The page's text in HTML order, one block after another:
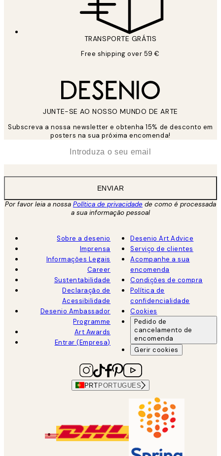
TRANSPORTE GRÁTIS
Free shipping over 59 €
JUNTE-SE AO NOSSO MUNDO DE ARTE
Subscreva a nossa newsletter e obtenha 15% de desconto em
posters na sua próxima encomenda!
ENVIAR
Por favor leia a nossa Política de privacidade de como é processada
a sua informação pessoal
Sobre a desenio
Imprensa
Informações Legais
Career
Sustentabilidade
Declaração de
Acessibilidade
Desenio Ambassador
Programme
Art Awards
Entrar (Empresa)
Desenio Art Advice
Serviço de clientes
Acompanhe a sua
encomenda
Condições de compra
Política de
confidencialidade
Cookies
Pedido de
cancelamento de
encomenda
Gerir cookies
PRTPORTUGUES